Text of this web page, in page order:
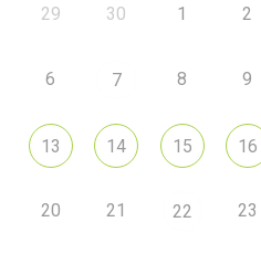
29 30 1 2
6 7 8 9
13 14 15 16
20 21 22 23